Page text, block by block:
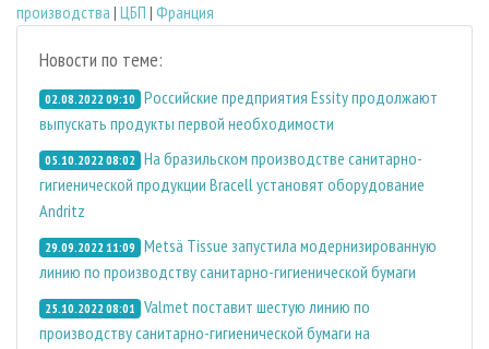
производства | ЦБП | Франция
Новости по теме:
02.08.2022 09:10 Российские предприятия Essity продолжают
выпускать продукты первой необходимости
05.10.2022 08:02 На бразильском производстве санитарно-
гигиенической продукции Bracell установят оборудование
Andritz
29.09.2022 11:09 Metsä Tissue запустила модернизированную
линию по производству санитарно-гигиенической бумаги
25.10.2022 08:01 Valmet поставит шестую линию по
производству санитарно-гигиенической бумаги на